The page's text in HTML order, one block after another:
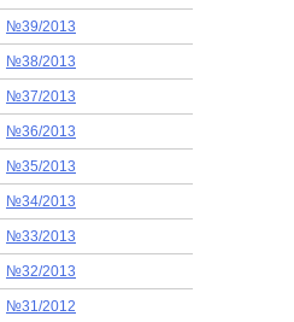
№39/2013
№38/2013
№37/2013
№36/2013
№35/2013
№34/2013
№33/2013
№32/2013
№31/2012